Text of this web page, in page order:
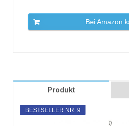
Bei Amazon
Produkt
BESTSELLER NR. 9